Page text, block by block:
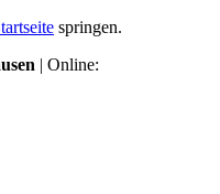
springen.
| Online: